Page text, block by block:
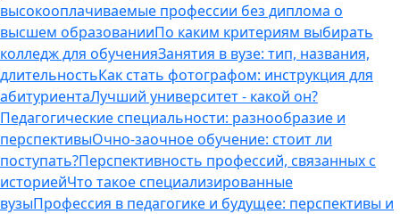
высокооплачиваемые профессии без диплома о
высшем образованииПо каким критериям выбирать
колледж для обученияЗанятия в вузе: тип, названия,
длительностьКак стать фотографом: инструкция для
абитуриентаЛучший университет - какой он?
Педагогические специальности: разнообразие и
перспективыОчно-заочное обучение: стоит ли
поступать?Перспективность профессий, связанных с
историейЧто такое специализированные
вузыПрофессия в педагогике и будущее: перспективы и